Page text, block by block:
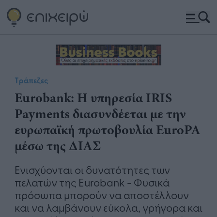
Τράπεζες
Eurobank: Η υπηρεσία IRIS
Payments διασυνδέεται με την
ευρωπαϊκή πρωτοβουλία EuroPA
μέσω της ΔΙΑΣ
Ενισχύονται οι δυνατότητες των
πελατών της Eurobank - Φυσικά
πρόσωπα μπορούν να αποστέλλουν
και να λαμβάνουν εύκολα, γρήγορα και